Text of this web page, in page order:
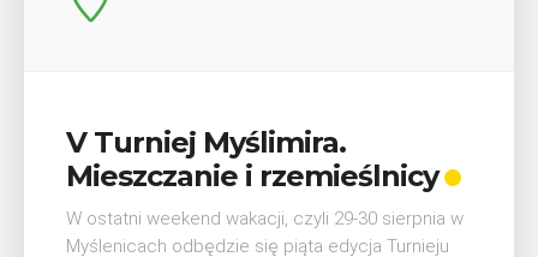
Wykład „Jak zdobyć
odznaki na myślenickich
szlakach?”
W środę 12 sierpnia o godz. 17 w Miejskiej